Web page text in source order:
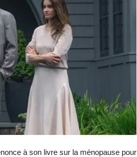
à son livre sur la ménopause pour